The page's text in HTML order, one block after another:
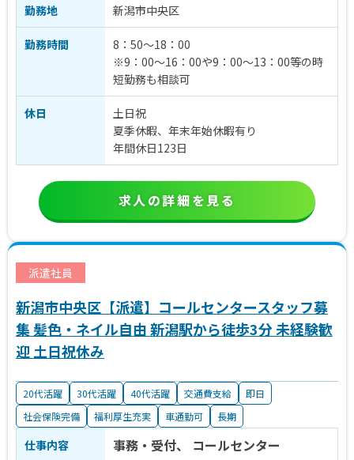
勤務地 新潟市中央区
勤務時間
8：50～18：00
※9：00～16：00や9：00～13：00等の時
短勤務も相談可
休日
土日祝
夏季休暇、年末年始休暇有り
年間休日123日
求人の詳細を見る
派遣社員
新潟市中央区【派遣】コールセンタースタッフ募
集 髪色・ネイル自由 新潟駅から徒歩3分 未経験歓
迎 土日祝休み
20代活躍 30代活躍 40代活躍 交通費支給
即日
社会保険完備
福利厚生充実 車通勤可 長期
仕事内容 事務・受付、 コールセンター